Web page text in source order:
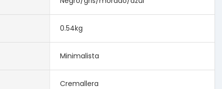
0.54kg
Minimalista
Cremallera